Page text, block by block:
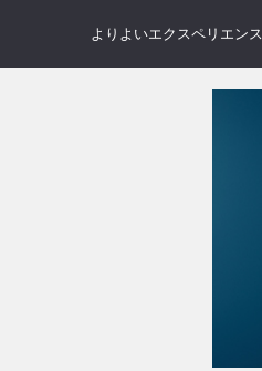
よりよいエクスペリエン